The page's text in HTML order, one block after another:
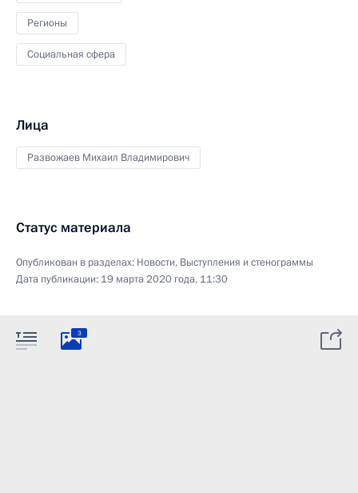
Регионы
Социальная сфера
Лица
Развожаев Михаил Владимирович
Статус материала
Опубликован в разделах: Новости, Выступления и стенограммы
Дата публикации: 19 марта 2020 года, 11:30
3